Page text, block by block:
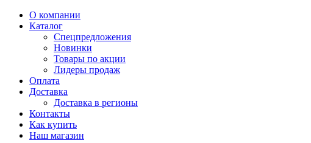
О компании
Каталог
Спецпредложения
Новинки
Товары по акции
Лидеры продаж
Оплата
Доставка
Доставка в регионы
Контакты
Как купить
Наш магазин